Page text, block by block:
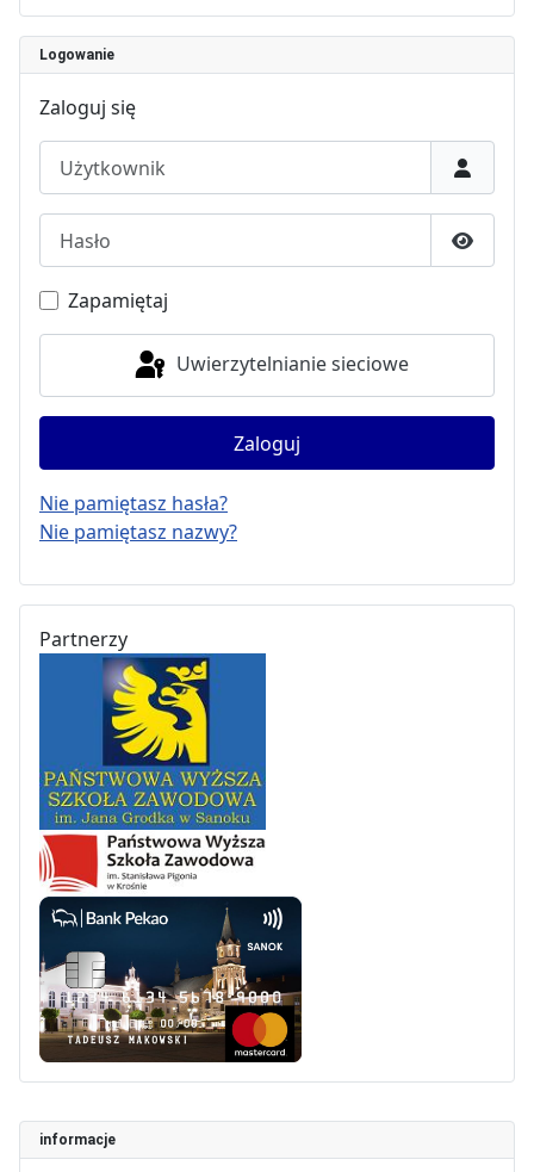
informacje
Logowanie
Zaloguj się
Pokaż
Zapamiętaj
Uwierzytelnianie sieciowe
Zaloguj
Nie pamiętasz hasła?
Nie pamiętasz nazwy?
Partnerzy